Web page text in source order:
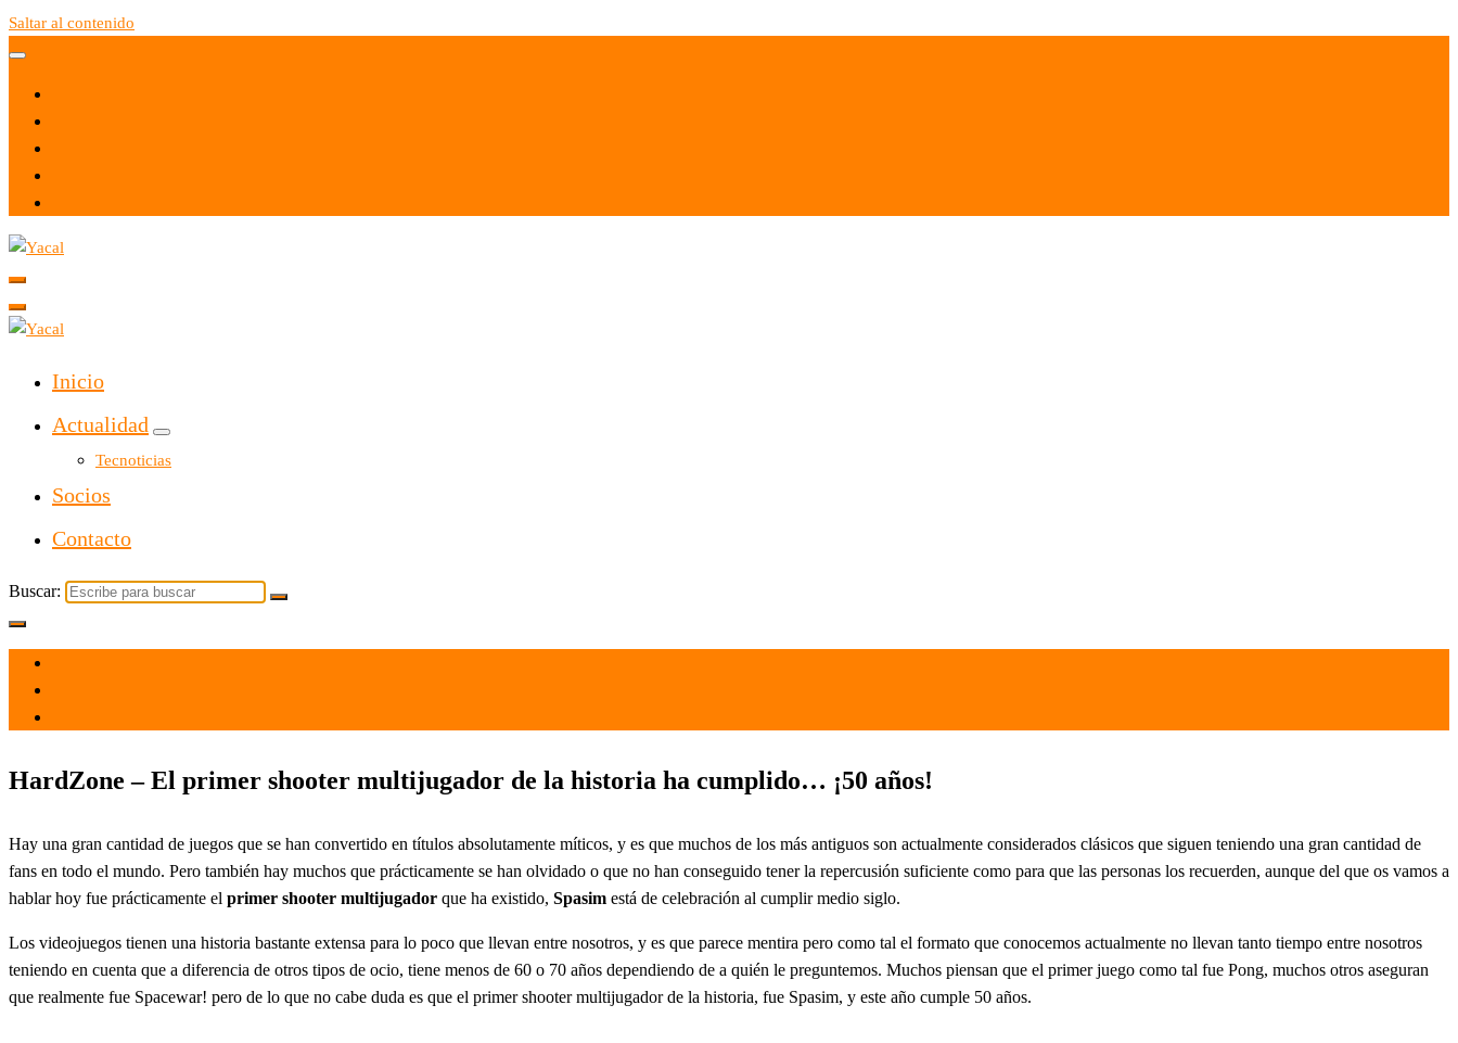
Saltar al contenido
Yacal micro hosting
Inicio
Actualidad
Tecnoticias
Socios
Contacto
Buscar:
HardZone – El primer shooter multijugador de la historia ha cumplido… ¡50 años!
Hay una gran cantidad de juegos que se han convertido en títulos absolutamente míticos, y es que muchos de los más antiguos son actualmente considerados clásicos que siguen teniendo una gran cantidad de
fans en todo el mundo. Pero también hay muchos que prácticamente se han olvidado o que no han conseguido tener la repercusión suficiente como para que las personas los recuerden, aunque del que os vamos a
hablar hoy fue prácticamente el primer shooter multijugador que ha existido, Spasim está de celebración al cumplir medio siglo.
Los videojuegos tienen una historia bastante extensa para lo poco que llevan entre nosotros, y es que parece mentira pero como tal el formato que conocemos actualmente no llevan tanto tiempo entre nosotros
teniendo en cuenta que a diferencia de otros tipos de ocio, tiene menos de 60 o 70 años dependiendo de a quién le preguntemos. Muchos piensan que el primer juego como tal fue Pong, muchos otros aseguran
que realmente fue Spacewar! pero de lo que no cabe duda es que el primer shooter multijugador de la historia, fue Spasim, y este año cumple 50 años.